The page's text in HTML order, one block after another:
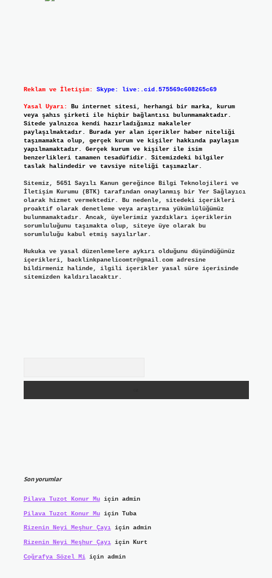
Reklam ve İletişim: Skype: live:.cid.575569c608265c69
Yasal Uyarı:
Bu internet sitesi, herhangi bir marka, kurum
veya şahıs şirketi ile hiçbir bağlantısı bulunmamaktadır.
Sitede yalnızca kendi hazırladığımız makaleler
paylaşılmaktadır. Burada yer alan içerikler haber niteliği
taşımamakta olup, gerçek kurum ve kişiler hakkında paylaşım
yapılmamaktadır. Gerçek kurum ve kişiler ile isim
benzerlikleri tamamen tesadüfidir. Sitemizdeki bilgiler
taslak halindedir ve tavsiye niteliği taşımazlar.
Sitemiz, 5651 Sayılı Kanun gereğince Bilgi Teknolojileri ve
İletişim Kurumu (BTK) tarafından onaylanmış bir Yer Sağlayıcı
olarak hizmet vermektedir. Bu nedenle, sitedeki içerikleri
proaktif olarak denetleme veya araştırma yükümlülüğümüz
bulunmamaktadır. Ancak, üyelerimiz yazdıkları içeriklerin
sorumluluğunu taşımakta olup, siteye üye olarak bu
sorumluluğu kabul etmiş sayılırlar.
Hukuka ve yasal düzenlemelere aykırı olduğunu düşündüğünüz
içerikleri, backlinkpanelicomtr@gmail.comadresine
bildirmeniz halinde, ilgili içerikler yasal süre içerisinde
sitemizden kaldırılacaktır.
Son yorumlar
Pilava Tuzot Konur Muiçin admin
Pilava Tuzot Konur Muiçin Tuba
Rizenin Neyi Meşhur Çayıiçin admin
Rizenin Neyi Meşhur Çayıiçin Kurt
Coğrafya Sözel Miiçin admin